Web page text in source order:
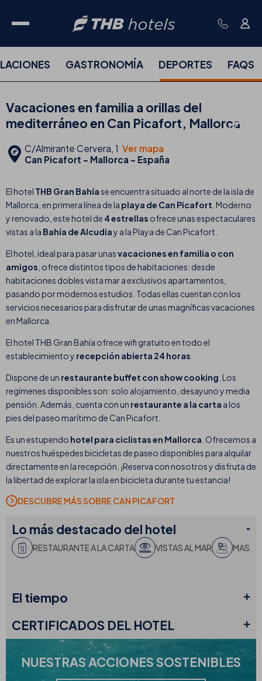
GASTRONOMÍA DEPORTES FAQS
Vacaciones en familia a orillas del
mediterráneo en Can Picafort, Mallorca
C/Almirante Cervera, 1 Ver mapa
Can Picafort - Mallorca - España
El hotel THB Gran Bahíase encuentra situado al norte de la isla de
Mallorca, en primera línea de la playa de Can Picafort . Moderno
y renovado, este hotel de 4 estrellas ofrece unas espectaculares
vistas a la Bahía de Alcudiay a la Playa de Can Picafort.
El hotel, ideal para pasar unasvacaciones en familia o con
amigos , ofrece distintos tipos de habitaciones: desde
habitaciones dobles vista mar a exclusivos apartamentos,
pasando por modernos estudios. Todas ellas cuentan con los
servicios necesarios para disfrutar de unas magníficas vacaciones
en Mallorca.
El hotel THB Gran Bahía ofrece wifi gratuito en todo el
establecimiento y recepción abierta 24 horas
Dispone de un restaurante buffet con show cooking . Los
regímenes disponibles son: solo alojamiento, desayuno y media
pensión. Además, cuenta con un restaurante a la carta a los
pies del paseo marítimo de Can Picafort.
Es un estupendo hotel para ciclistas en Mallorca . Ofrecemos a
nuestros huéspedes bicicletas de paseo disponibles para alquilar
directamente en la recepción. ¡Reserva con nosotros y disfruta de
la libertad de explorar la isla en bicicleta durante tu estancia!
DESCUBRE MÁS SOBRE CAN PICAFORT
Lo más destacado del hotel
RESTAURANTE A LA CARTA VISTAS AL MAR
El tiempo
CERTIFICADOS DEL HOTEL
NUESTRASACCIONES SOSTENIBLES